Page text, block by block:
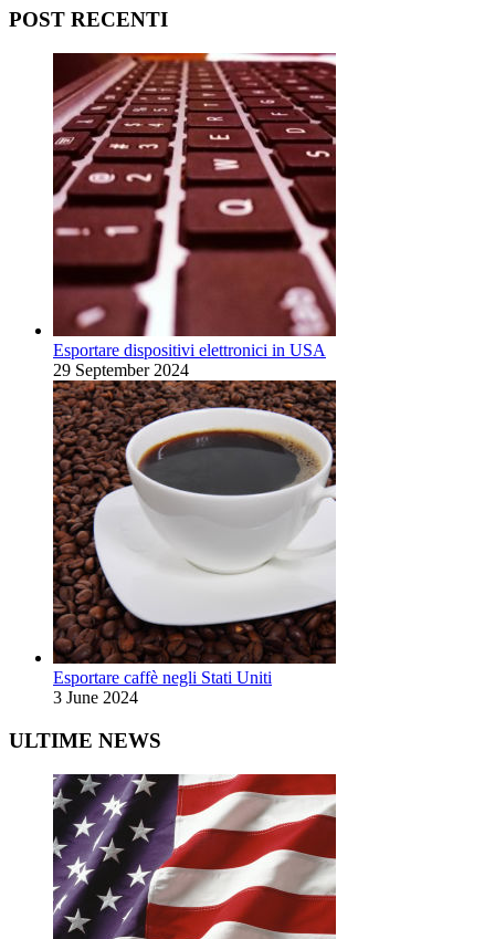
POST RECENTI
Esportare dispositivi elettronici in USA
29 September 2024
Esportare caffè negli Stati Uniti
3 June 2024
ULTIME NEWS